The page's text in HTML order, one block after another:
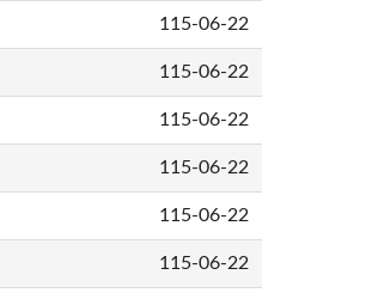
115-06-22
115-06-22
115-06-22
115-06-22
115-06-22
115-06-22